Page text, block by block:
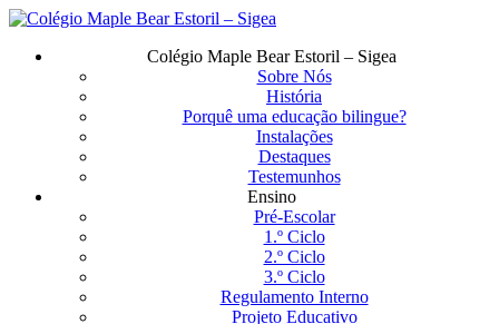
Saltar
Menu
Colégio Maple Bear Estoril – Sigea
Sobre Nós
História
Porquê uma educação bilingue?
Instalações
Destaques
Testemunhos
Ensino
Pré-Escolar
1.º Ciclo
2.º Ciclo
3.º Ciclo
Regulamento Interno
Projeto Educativo